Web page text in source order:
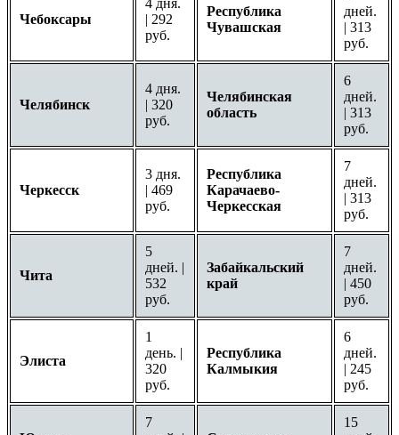
Чебоксары
| 292
руб.
Республика
Чувашская
дней.
| 313
руб.
Челябинск
4 дня.
| 320
руб.
Челябинская
область
6
дней.
| 313
руб.
Черкесск
3 дня.
| 469
руб.
Республика
Карачаево-
Черкесская
7
дней.
| 313
руб.
Чита
5
дней. |
532
руб.
Забайкальский
край
7
дней.
| 450
руб.
Элиста
1
день. |
320
руб.
Республика
Калмыкия
6
дней.
| 245
руб.
7
15